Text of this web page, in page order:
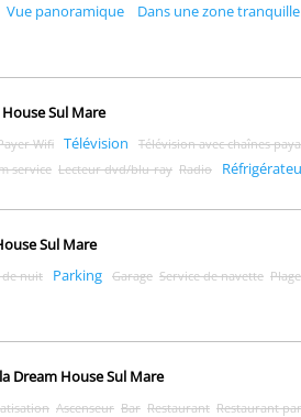
Vue panoramique Dans une zone tranquille
Sul Mare
Wifi Télévision Télévision avec chaînes
service Lecteur dvd/blu-ray Radio
Sul Mare
nuit Parking Garage Service de navette
Dream House Sul Mare
Ascenseur Bar Restaurant Restaurant